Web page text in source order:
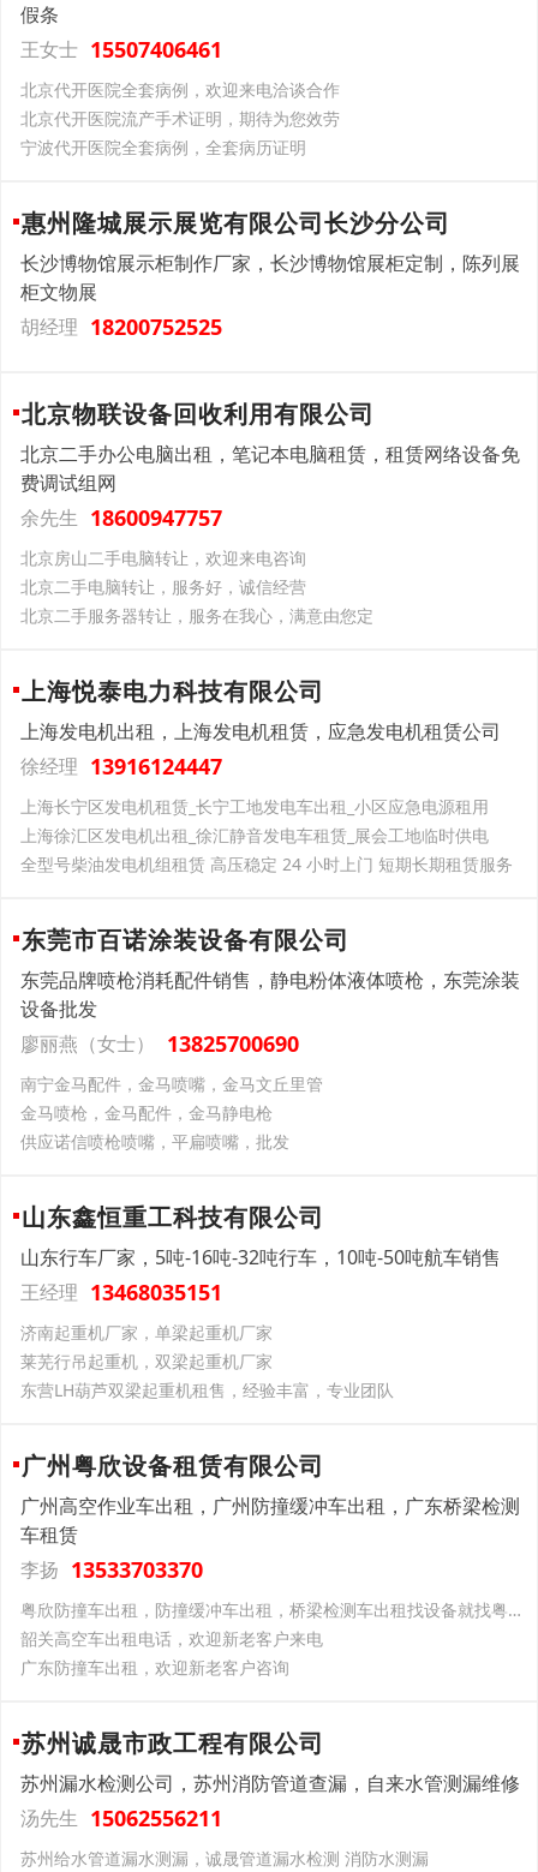
假条
王女士 15507406461
北京代开医院全套病例，欢迎来电洽谈合作
北京代开医院流产手术证明，期待为您效劳
宁波代开医院全套病例，全套病历证明
惠州隆城展示展览有限公司长沙分公司
长沙博物馆展示柜制作厂家，长沙博物馆展柜定制，陈列展
柜文物展
胡经理 18200752525
北京物联设备回收利用有限公司
北京二手办公电脑出租，笔记本电脑租赁，租赁网络设备免
费调试组网
余先生 18600947757
北京房山二手电脑转让，欢迎来电咨询
北京二手电脑转让，服务好，诚信经营
北京二手服务器转让，服务在我心，满意由您定
上海悦泰电力科技有限公司
上海发电机出租，上海发电机租赁，应急发电机租赁公司
徐经理 13916124447
上海长宁区发电机租赁_长宁工地发电车出租_小区应急电源租用
上海徐汇区发电机出租_徐汇静音发电车租赁_展会工地临时供电
全型号柴油发电机组租赁 高压稳定 24 小时上门 短期长期租赁服务
东莞市百诺涂装设备有限公司
东莞品牌喷枪消耗配件销售，静电粉体液体喷枪，东莞涂装
设备批发
廖丽燕（女士）
13825700690
南宁金马配件，金马喷嘴，金马文丘里管
金马喷枪，金马配件，金马静电枪
供应诺信喷枪喷嘴，平扁喷嘴，批发
山东鑫恒重工科技有限公司
山东行车厂家，5吨-16吨-32吨行车，10吨-50吨航车销售
王经理 13468035151
济南起重机厂家，单梁起重机厂家
莱芜行吊起重机，双梁起重机厂家
东营LH葫芦双梁起重机租售，经验丰富，专业团队
广州粤欣设备租赁有限公司
广州高空作业车出租，广州防撞缓冲车出租，广东桥梁检测
车租赁
李扬 13533703370
粤欣防撞车出租，防撞缓冲车出租，桥梁检测车出租找设备就找粤欣设备
韶关高空车出租电话，欢迎新老客户来电
广东防撞车出租，欢迎新老客户咨询
苏州诚晟市政工程有限公司
苏州漏水检测公司，苏州消防管道查漏，自来水管测漏维修
汤先生 15062556211
苏州给水管道漏水测漏，诚晟管道漏水检测 消防水测漏